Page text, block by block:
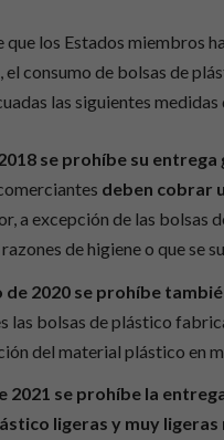
los Estados miembros
consumo de bolsas de
las siguientes
se prohíbe su
deben cobrar
a excepción de las bolsas
de higiene o que se
de 2020 se prohíbe
las bolsas de plástico
del material plástico en
2021 se prohíbe la
ligeras y muy